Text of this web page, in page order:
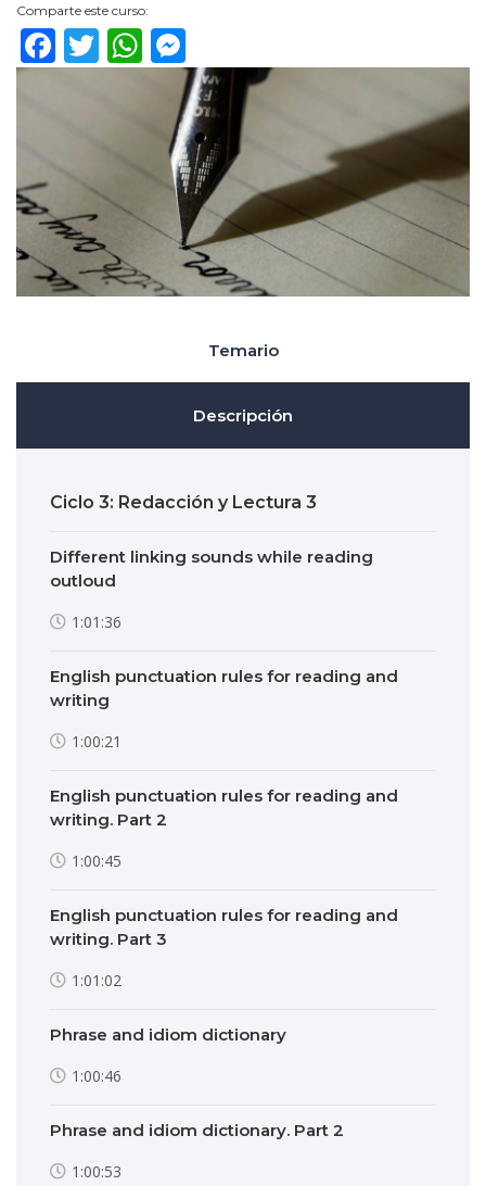
Comparte este curso:
Facebook
TwitterWhatsApp
Temario
Descripción
Ciclo 3: Redacción y Lectura 3
Different linking sounds while reading
outloud
1:01:36
English punctuation rules for reading and
writing
1:00:21
English punctuation rules for reading and
writing. Part 2
1:00:45
English punctuation rules for reading and
writing. Part 3
1:01:02
Phrase and idiom dictionary
1:00:46
Phrase and idiom dictionary. Part 2
1:00:53